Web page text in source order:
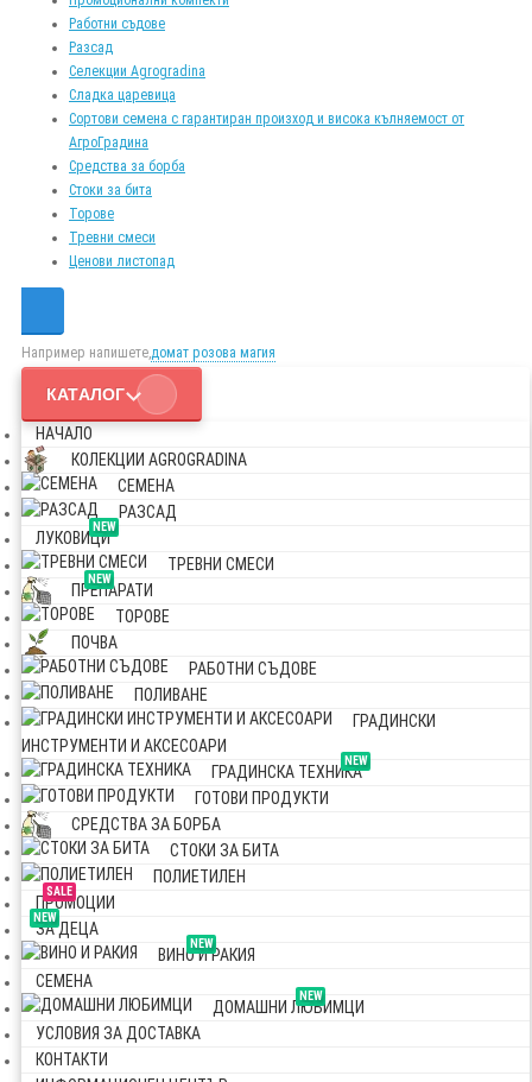
Работни съдове
Разсад
Селекции Agrogradina
Сладка царевица
Сортови семена с гарантиран произход и висока кълняемост от
АгроГрадина
Средства за борба
Стоки за бита
Торове
Тревни смеси
Ценови листопад
Например напишете,домат розова магия
КАТАЛОГ
НАЧАЛО
КОЛЕКЦИИ AGROGRADINA
СЕМЕНА
РАЗСАД
NEW
ЛУКОВИЦИ
ТРЕВНИ СМЕСИ
NEW
ПРЕПАРАТИ
ТОРОВЕ
ПОЧВА
РАБОТНИ СЪДОВЕ
ПОЛИВАНЕ
ГРАДИНСКИ
ИНСТРУМЕНТИ И АКСЕСОАРИ
NEW
ГРАДИНСКА ТЕХНИКА
ГОТОВИ ПРОДУКТИ
СРЕДСТВА ЗА БОРБА
СТОКИ ЗА БИТА
ПОЛИЕТИЛЕН
SALE
ПРОМОЦИИ
NEW
ЗА ДЕЦА
NEW
ВИНО И РАКИЯ
СЕМЕНА
NEW
ДОМАШНИ ЛЮБИМЦИ
УСЛОВИЯ ЗА ДОСТАВКА
КОНТАКТИ